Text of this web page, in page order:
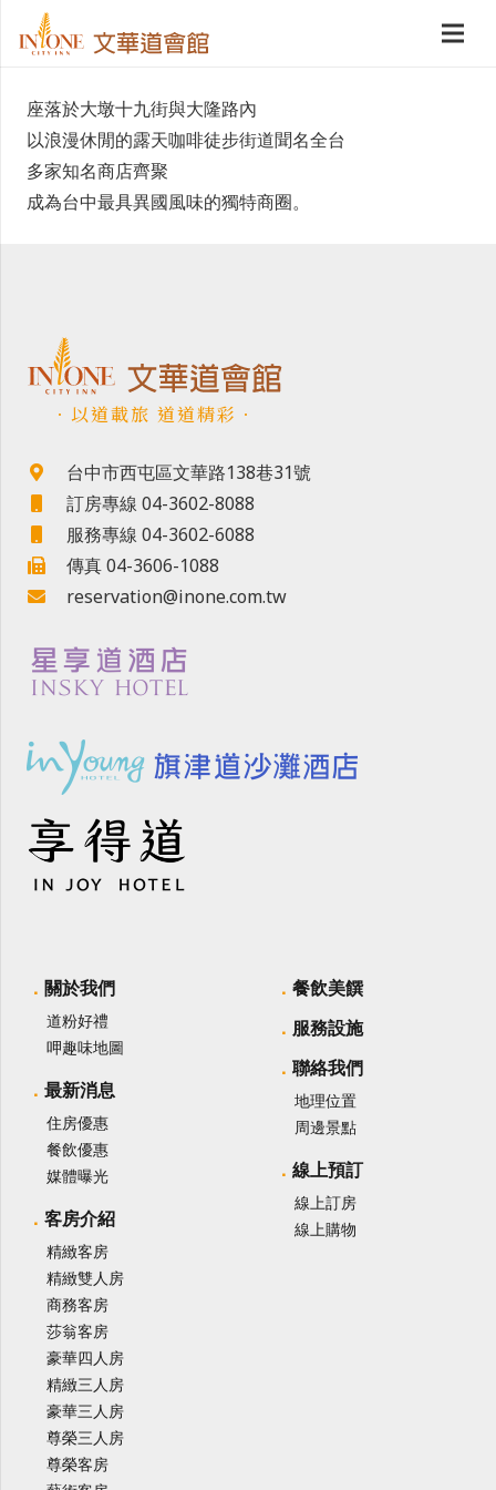
座落於大墩十九街與大隆路內
以浪漫休閒的露天咖啡徒步街道聞名全台
多家知名商店齊聚
成為台中最具異國風味的獨特商圈。
．以道載旅 道道精彩．
台中市西屯區文華路138巷31號
訂房專線 04-3602-8088
服務專線 04-3602-6088
傳真 04-3606-1088
reservation@inone.com.tw
關於我們
道粉好禮
呷趣味地圖
最新消息
住房優惠
餐飲優惠
媒體曝光
客房介紹
精緻客房
精緻雙人房
商務客房
莎翁客房
豪華四人房
精緻三人房
豪華三人房
尊榮三人房
尊榮客房
餐飲美饌
服務設施
聯絡我們
地理位置
周邊景點
線上預訂
線上訂房
線上購物